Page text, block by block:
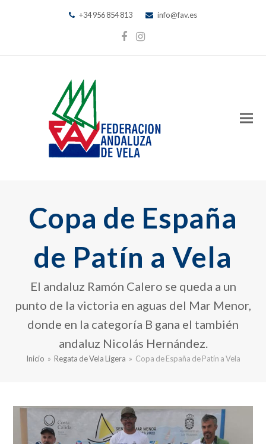
+34 956 854 813 info@fav.es
Facebook
Instagram
Copa de España
de Patín a Vela
El andaluz Ramón Calero se queda a un
punto de la victoria en aguas del Mar Menor,
donde en la categoría B gana el también
andaluz Nicolás Hernández.
Inicio » Regata de Vela Ligera » Copa de España de Patín a Vela